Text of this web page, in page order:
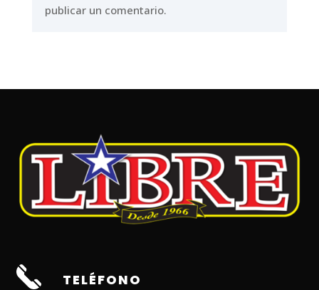
publicar un comentario.
TELÉFONO